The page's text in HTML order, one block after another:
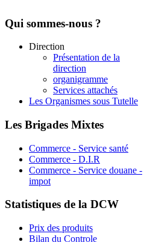
Qui sommes-nous ?
Direction
Présentation de la
direction
organigramme
Services attachés
Les Organismes sous Tutelle
Les Brigades Mixtes
Commerce - Service santé
Commerce - D.I.R
Commerce - Service douane -
impot
Statistiques de la DCW
Prix des produits
Bilan du Controle